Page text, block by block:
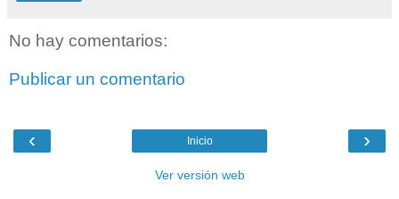
No hay comentarios:
Publicar un comentario
‹ ›
Inicio
Ver versión web